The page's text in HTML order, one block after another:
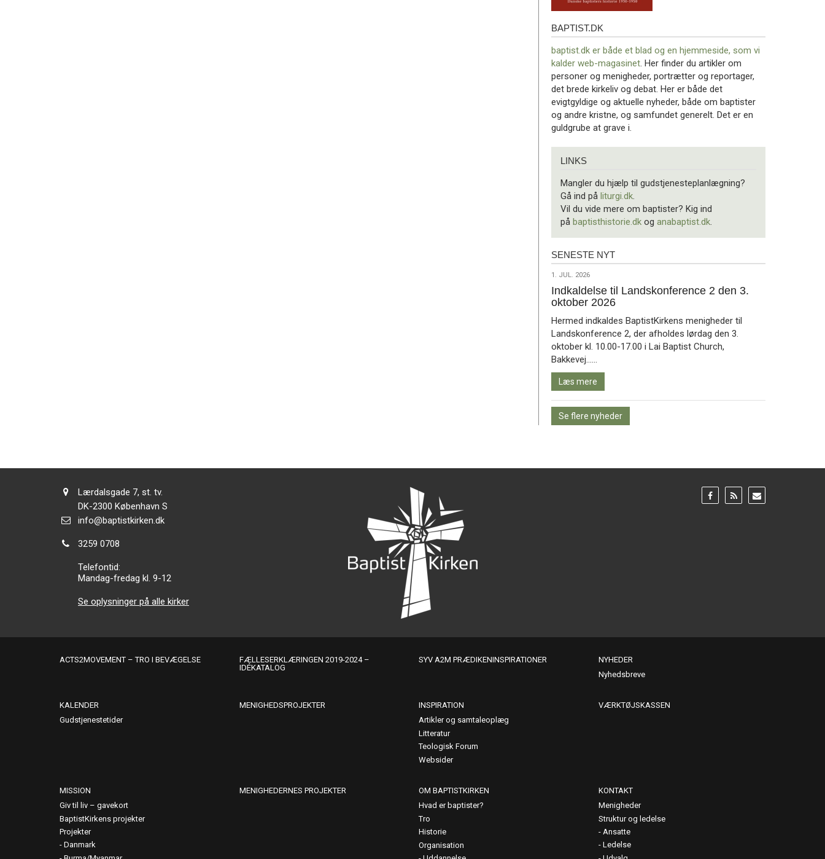
baptist.dk
BAPTIST.DK
baptist.dk er både et blad og en hjemmeside, som vi
kalder web-magasinet . Her finder du artikler om
personer og menigheder, portrætter og reportager,
det brede kirkeliv og debat. Her er både det
evigtgyldige og aktuelle nyheder, både om baptister
og andre kristne, og samfundet generelt. Det er en
guldgrube at grave i.
LINKS
Mangler du hjælp til gudstjenesteplanlægning?
Gå ind på liturgi.dk
Vil du vide mere om baptister? Kig ind
på baptisthistorie.dk og anabaptist.dk
Seneste
SENESTE NYT
1.
jul.
2026
1. JUL. 2026
Indkaldelse til Landskonference 2 den 3.
oktober 2026
Hermed indkaldes BaptistKirkens menigheder til
Landskonference 2, der afholdes lørdag den 3.
oktober kl. 10.00-17.00 i Lai Baptist Church,
Bakkevej……
mere
Læs mere
Se flere nyheder
Adresse:
Lærdalsgade 7, st. tv.
Adresse:
DK-2300 København S
Send
info@baptistkirken.dk
Tlf.:
3259 0708
Telefontid:
Mandag-fredag kl. 9-12
Se oplysninger på alle kirker
Gå
til:
Gå
til:
Gå
til:
ACTS2MOVEMENT – TRO I BEVÆGELSE
FÆLLESERKLÆRINGEN 2019-2024 –
IDÉKATALOG
SYV A2M PRÆDIKENINSPIRATIONER
NYHEDER
Nyhedsbreve
KALENDER
Gudstjenestetider
MENIGHEDSPROJEKTER
INSPIRATION
Artikler og samtaleoplæg
Litteratur
Teologisk Forum
Websider
VÆRKTØJSKASSEN
MISSION
Giv til liv – gavekort
BaptistKirkens projekter
Projekter
Danmark
MENIGHEDERNES PROJEKTER
OM BAPTISTKIRKEN
Hvad er baptister?
Tro
Historie
Organisation
KONTAKT
Menigheder
Struktur og ledelse
Ansatte
Ledelse